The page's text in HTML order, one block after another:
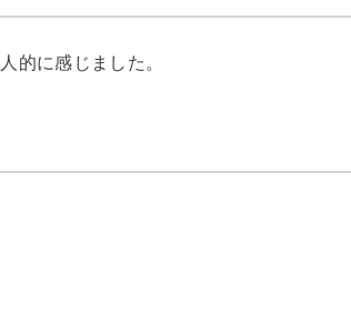
的に感じました。